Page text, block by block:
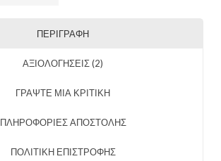
ΠΕΡΙΓΡΑΦΉ
ΑΞΙΟΛΟΓΉΣΕΙΣ (2)
ΓΡΑΨΤΕ ΜΙΑ ΚΡΙΤΙΚΗ
ΠΛΗΡΟΦΟΡΙΕΣ ΑΠΟΣΤΟΛΗΣ
ΠΟΛΙΤΙΚΗ ΕΠΙΣΤΡΟΦΗΣ